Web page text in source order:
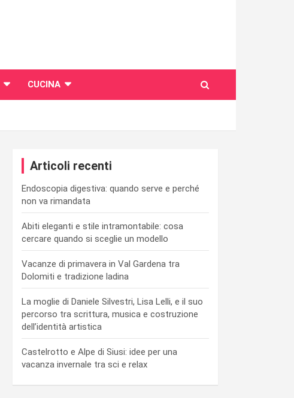
CUCINA
Articoli recenti
Endoscopia digestiva: quando serve e perché
non va rimandata
Abiti eleganti e stile intramontabile: cosa
cercare quando si sceglie un modello
Vacanze di primavera in Val Gardena tra
Dolomiti e tradizione ladina
La moglie di Daniele Silvestri, Lisa Lelli, e il suo
percorso tra scrittura, musica e costruzione
dell’identità artistica
Castelrotto e Alpe di Siusi: idee per una
vacanza invernale tra sci e relax